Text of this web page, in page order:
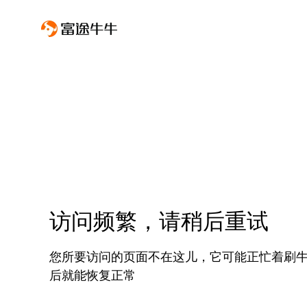
访问频繁，请稍后重试
您所要访问的页面不在这儿，它可能正忙着刷
后就能恢复正常